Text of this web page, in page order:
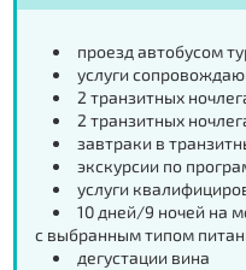
проезд автобусом
услуги
2 транзитных
2 транзитных
завтраки в
экскурсии по
услуги
10 дней/9 ночей на
с выбранным типом
дегустации вина